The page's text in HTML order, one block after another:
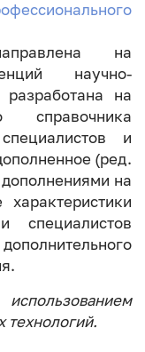
на
научно-
разработана на
справочника
и
(ред.
на
специалистов
технологий.